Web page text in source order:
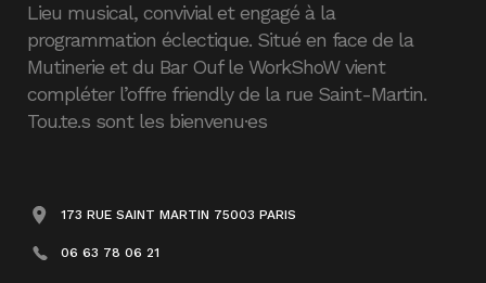
Lieu musical, convivial et engagé à la
programmation éclectique. Situé en face de la
Mutinerie et du Bar Ouf le WorkShoW vient
compléter l’offre friendly de la rue Saint-Martin.
Tou.te.s sont les bienvenu·es
173 RUE SAINT MARTIN 75003 PARIS
06 63 78 06 21